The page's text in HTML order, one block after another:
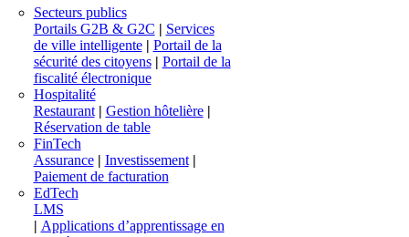
Secteurs publics
Portails G2B & G2C | Services
de ville intelligente| Portail de la
sécurité des citoyens| Portail de la
fiscalité électronique
Hospitalité
Restaurant| Gestion hôtelière|
Réservation de table
FinTech
Assurance| Investissement|
Paiement de facturation
EdTech
LMS
| Applications d’apprentissage en